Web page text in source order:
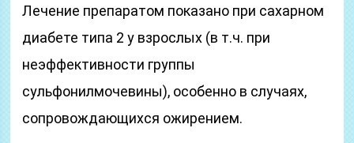
Лечение препаратом показано при сахарном
диабете типа 2 у взрослых (в т.ч. при
неэффективности группы
сульфонилмочевины), особенно в случаях,
сопровождающихся ожирением.